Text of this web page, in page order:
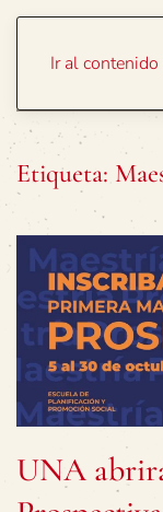
Ir al
Etiqueta:
UNA